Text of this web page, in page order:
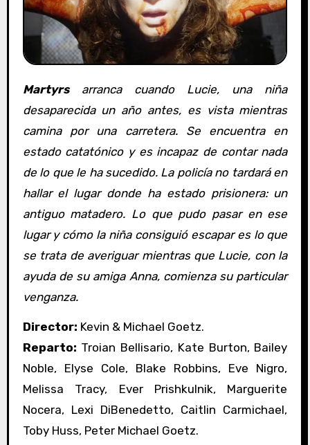
Martyrsarranca cuando Lucie, una niña
desaparecida un año antes, es vista mientras
camina por una carretera. Se encuentra en
estado catatónico y es incapaz de contar nada
de lo que le ha sucedido. La policía no tardará en
hallar el lugar donde ha estado prisionera: un
antiguo matadero. Lo que pudo pasar en ese
lugar y cómo la niña consiguió escapar es lo que
se trata de averiguar mientras que Lucie, con la
ayuda de su amiga Anna, comienza su particular
venganza.
Director: Kevin & Michael Goetz.
Reparto: Troian Bellisario, Kate Burton, Bailey
Noble, Elyse Cole, Blake Robbins, Eve Nigro,
Melissa Tracy, Ever Prishkulnik, Marguerite
Nocera, Lexi DiBenedetto, Caitlin Carmichael,
Toby Huss, Peter Michael Goetz.